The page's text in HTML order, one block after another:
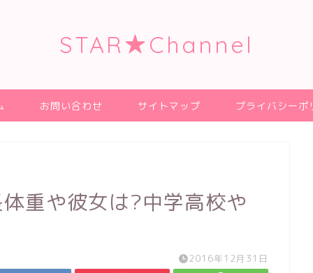
STAR★Channel
お問い合わせ サイトマップ プライバシーポ
重や彼女は?中学高校や
2016年12月31日